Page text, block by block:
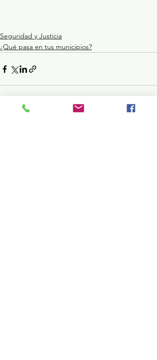
Seguridad y Justicia
¿Qué pasa en tus municipios?